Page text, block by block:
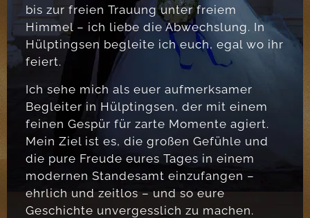
bis zur freien Trauung unter freiem
Himmel – ich liebe die Abwechslung. In
Hülptingsen begleite ich euch, egal wo ihr
feiert.
Ich sehe mich als euer aufmerksamer
Begleiter in Hülptingsen, der mit einem
feinen Gespür für zarte Momente agiert.
Mein Ziel ist es, die großen Gefühle und
die pure Freude eures Tages in einem
modernen Standesamt einzufangen –
ehrlich und zeitlos – und so eure
Geschichte unvergesslich zu machen.